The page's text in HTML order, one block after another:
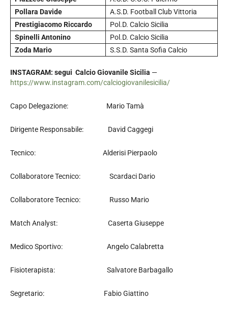
Pollara Davide
A.S.D. Football Club Vittoria
Prestigiacomo Riccardo
Pol.D. Calcio Sicilia
Spinelli Antonino
Pol.D. Calcio Sicilia
Zoda Mario
S.S.D. Santa Sofia Calcio
INSTAGRAM: segui Calcio Giovanile Sicilia —
https://www.instagram.com/calciogiovanilesicilia/
Capo Delegazione: Mario Tamà
Dirigente Responsabile: David Caggegi
Tecnico: Alderisi Pierpaolo
Collaboratore Tecnico: Scardaci Dario
Collaboratore Tecnico: Russo Mario
Match Analyst: Caserta Giuseppe
Medico Sportivo: Angelo Calabretta
Fisioterapista: Salvatore Barbagallo
Segretario: Fabio Giattino